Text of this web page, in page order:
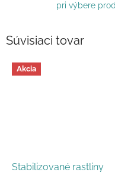
pri výbere
Súvisiaci tovar
Akcia
Stabilizované rastliny